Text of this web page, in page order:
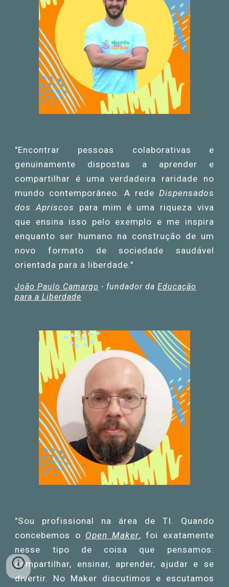
"Encontrar pessoas colaborativas e
genuinamente dispostas a aprender e
compartilhar é umaverdadeira raridade no
mundo contemporâneo. A rede Dispensados
dos Apriscos
para mim é uma riqueza viva
que ensina isso pelo exemplo e me inspira
enquanto ser humano na construção de um
novo formato de sociedade saudável
orientada para a liberdade."
João Paulo Camargo - fundador daEducação
para a Liberdade
"Sou profissional na área de TI. Quando
concebemos o Open Maker, foi exatamente
nesse tipo de coisa que pensamos:
compartilhar, ensinar, aprender, ajudar e se
divertir. No Maker discutimos e escutamos